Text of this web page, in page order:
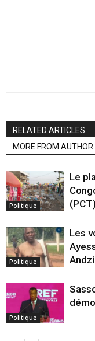
RELATED ARTICLES
MORE FROM AUTHOR
Politique
Le
(PCT)
Politique
Les
Politique